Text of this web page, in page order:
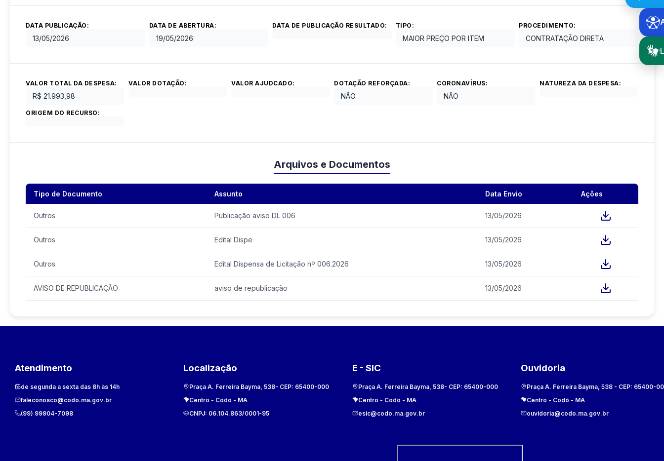
DATA PUBLICAÇÃO:
13/05/2026
DATA DE ABERTURA:
19/05/2026
DATA DE PUBLICAÇÃO RESULTADO: TIPO:
MAIOR PREÇO POR ITEM
PROCEDIMENTO:
CONTRATAÇÃO DIRETA
VALOR TOTAL DA DESPESA:
R$ 21.993,98
VALOR DOTAÇÃO: VALOR AJUDCADO: DOTAÇÃO REFORÇADA:
NÃO
CORONAVÍRUS:
NÃO
NATUREZA DA DESPESA:
ORIGEM DO RECURSO:
Arquivos e Documentos
Tipo de Documento Assunto Data Envio Ações
Outros Publicação aviso DL 006 13/05/2026
Outros Edital Dispe 13/05/2026
Outros Edital Dispensa de Licitação nº 006.2026 13/05/2026
AVISO DE REPUBLICAÇÃO aviso de republicação 13/05/2026
Atendimento
de segunda a sexta das 8h às 14h
faleconosco@codo.ma.gov.br
(99) 99904-7098
Localização
Praça A. Ferreira Bayma, 538- CEP: 65400-000
Centro - Codó - MA
CNPJ: 06.104.863/0001-95
E - SIC
Praça A. Ferreira Bayma, 538- CEP: 65400-000
Centro - Codó - MA
esic@codo.ma.gov.br
Ouvidoria
Praça A. Ferreira Bayma, 538- CEP: 65400-
Centro - Codó - MA
ouvidoria@codo.ma.gov.br